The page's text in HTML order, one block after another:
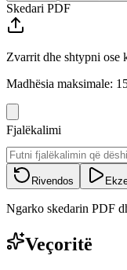
Skedari PDF
Zvarrit dhe shtypni ose
Madhësia maksimale:
Fjalëkalimi
Rivendos
Ngarko skedarin PDF
Veçoritë